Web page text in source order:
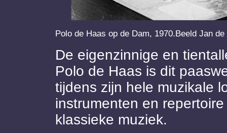
Polo de Haas op de Dam, 1970.Beeld Jan de
De eigenzinnige en
Polo de Haas is dit
tijdens zijn hele muzikale
instrumenten en
klassieke muziek.